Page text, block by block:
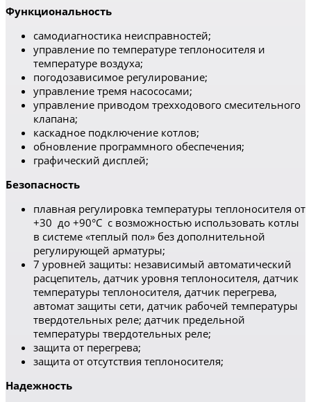
Функциональность
самодиагностика неисправностей;
управление по температуре теплоносителя и
температуре воздуха;
погодозависимое регулирование;
управление тремя насососами;
управление приводом трехходового смесительного
клапана;
каскадное подключение котлов;
обновление программного обеспечения;
графический дисплей;
Безопасность
плавная регулировка температуры теплоносителя от
+30 до +90°С с возможностью использовать котлы
в системе «теплый пол» без дополнительной
регулирующей арматуры;
7 уровней защиты: независимый автоматический
расцепитель, датчик уровня теплоносителя, датчик
температуры теплоносителя, датчик перегрева,
автомат защиты сети, датчик рабочей температуры
твердотельных реле; датчик предельной
температуры твердотельных реле;
защита от перегрева;
защита от отсутствия теплоносителя;
Надежность